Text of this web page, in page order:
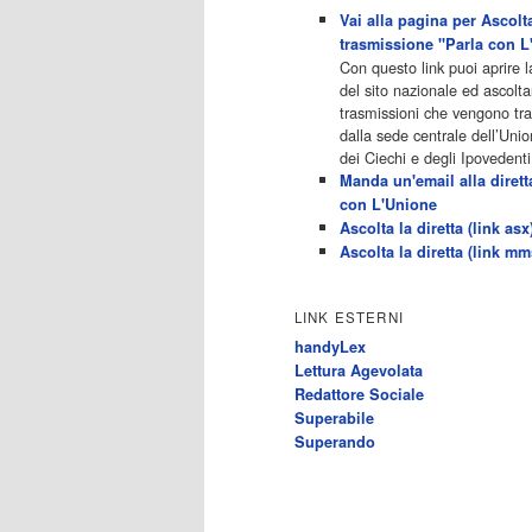
Acor3.it
programmiTv - RETE 4 4
Dicembre 2022
Programmi 05.40 TG4-Rassegna
stampa 05.55 Secondo
voi/Peste e corna e.. 06.05
Telefilm:Chips/Mediashopping
07.30 Telefilm:Charlie's Angels
08.30 Telefilm:Hunter 09.30
Febbre d'amore/Bianca 11.30
TG4-Telegiornale 11.40 My Life
corsia 13.30 TG4-Telegiornale
tribunale di Forum 15.00
Telefilm:Wolff-Un poliziotto a
Berlino 15.55 15.55 Sentieri
16.10 Telefilm:Amiche mie 18.40
Tempesta d'amore(All'interno:
Vai alla pagina per
trasmissione "Parla con
Con questo link puoi aprire
del sito nazionale ed
trasmissioni che vengono
dalla sede centrale
dei Ciechi e degli
Manda un'email alla
con L'Unione
Ascolta la diretta (link
Ascolta la diretta (link
LINK ESTERNI
handyLex
Lettura Agevolata
Redattore Sociale
Superabile
Superando